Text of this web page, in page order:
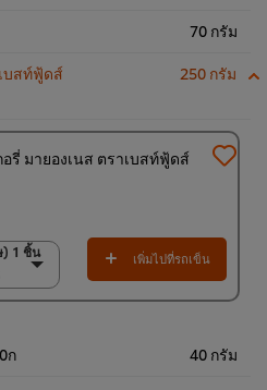
70 กรัม
บสท์ฟู้ดส์
250 กรัม
อรี่ มายองเนส ตราเบสท์ฟู้ดส์
) 1 ชิ้น
) 1 ชิ้น
แพ็ค 12
เพิ่มไปที่รถเข็น
ก 40 กรัม